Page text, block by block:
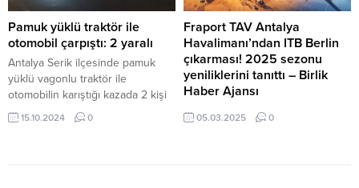
mensuplarının üstlendiği görevin
çok önemli olduğunu belirterek
“Biz sizleri sağlıkçı olarak kabul
ediyoruz. Biz, sağlık
muhabirlerini...
görüştü. Toplantıya, Türkiye
Büyük Millet Meclisi Başkanı
Mustafa Şentop, Adalet Bakanı
Bekir Bozdağ, Aile ve Sosyal
Hizmetler Bakanı Derya...
Pamuk yüklü traktör ile
otomobil çarpıştı: 2 yaralı
Antalya Serik ilçesinde pamuk
yüklü vagonlu traktör ile
otomobilin karıştığı kazada 2 kişi
yaralandı. 15 Ekim 2024, 20:03
yayınlandı ANTALYA-BHA Antalya
15.10.2024 0
Fraport TAV Antalya
Havalimanı’ndan ITB Berlin
çıkarması! 2025 sezonu
yeniliklerini tanıttı – Birlik
Haber Ajansı
ANTALYA-BHA ATASEM’de
herkes için eğitim fırsatı Antalya’yı
05.03.2025 0